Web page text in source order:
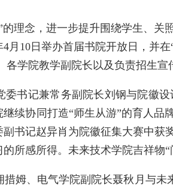
的理念，进一步提升围绕学生、关
4月 10 日举办首届书院开放日，并在
各学院教学副院长以及负责招生宣
委书记兼常务副院长刘钢与院徽
继续协同打造“师生从游”的育人 品
书记赵异肖为院徽征集大赛中
所感所得。未来技术学院吉祥物“
姆、电气学院副院长聂秋月与